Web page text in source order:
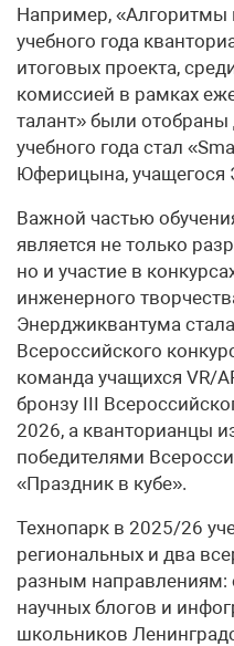
Например, «Алгоритмы
учебного года
итоговых проекта,
комиссией в рамках
талант» были
учебного года стал
Юферицына, учащегося
Важной частью
является не только
но и участие в
инженерного
Энерджиквантума
Всероссийского
команда учащихся VR/
бронзу III
2026, а кванторианцы
победителями
«Праздник в кубе».
Технопарк в 2025/26
региональных и два
разным направлениям:
научных блогов и
школьников